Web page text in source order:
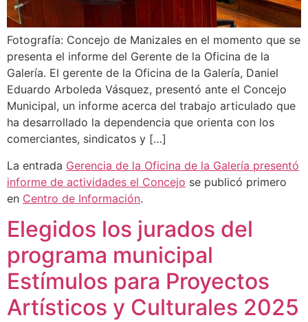
Fotografía: Concejo de Manizales en el momento que se
presenta el informe del Gerente de la Oficina de la
Galería. El gerente de la Oficina de la Galería, Daniel
Eduardo Arboleda Vásquez, presentó ante el Concejo
Municipal, un informe acerca del trabajo articulado que
ha desarrollado la dependencia que orienta con los
comerciantes, sindicatos y […]
La entrada Gerencia de la Oficina de la Galería presentó
informe de actividades el Concejo se publicó primero
en Centro de Información.
Elegidos los jurados del
programa municipal
Estímulos para Proyectos
Artísticos y Culturales 2025